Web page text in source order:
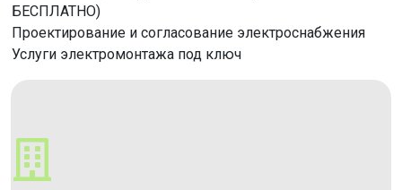
БЕСПЛАТНО)
Проектирование и согласование электроснабжения
Услуги электромонтажа под ключ